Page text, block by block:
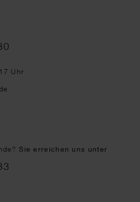
Uhr
Sie erreichen uns unter